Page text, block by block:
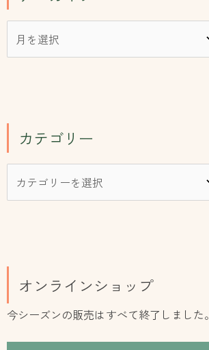
カテゴリー
オンラインショップ
今シーズンの販売はすべて終了しました。